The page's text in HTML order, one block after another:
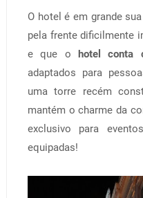
O hotel é em grande
pela frente dificilmente
e que o hotel conta
adaptados para
uma torre recém
mantém o charme da
exclusivo para
equipadas!